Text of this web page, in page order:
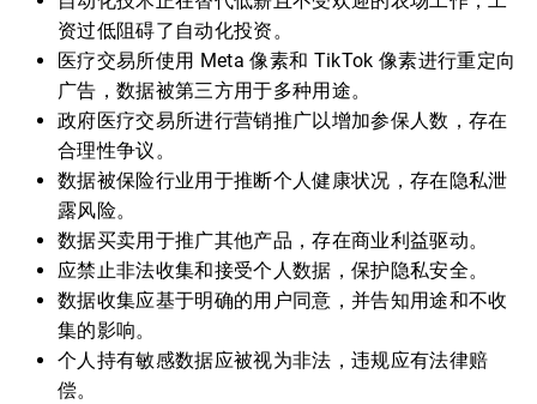
资过低阻碍了自动化投资。
医疗交易所使用 Meta 像素和 TikTok 像素进行重定向
广告，数据被第三方用于多种用途。
政府医疗交易所进行营销推广以增加参保人数，存在
合理性争议。
数据被保险行业用于推断个人健康状况，存在隐私泄
露风险。
数据买卖用于推广其他产品，存在商业利益驱动。
应禁止非法收集和接受个人数据，保护隐私安全。
数据收集应基于明确的用户同意，并告知用途和不收
集的影响。
个人持有敏感数据应被视为非法，违规应有法律赔
偿。